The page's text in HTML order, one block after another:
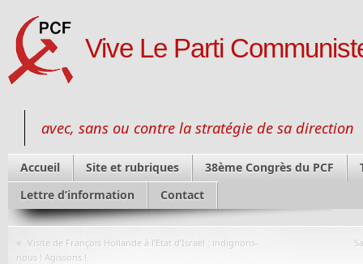
Vive Le Parti
avec, sans ou contre la stratégie de sa direction
Accueil Site et rubriques 38ème Congrès du PCF
Lettre d’information
Contact
« Visite de François Hollande à l’Etat d’Israël : indignons-
nous ! Agissons !